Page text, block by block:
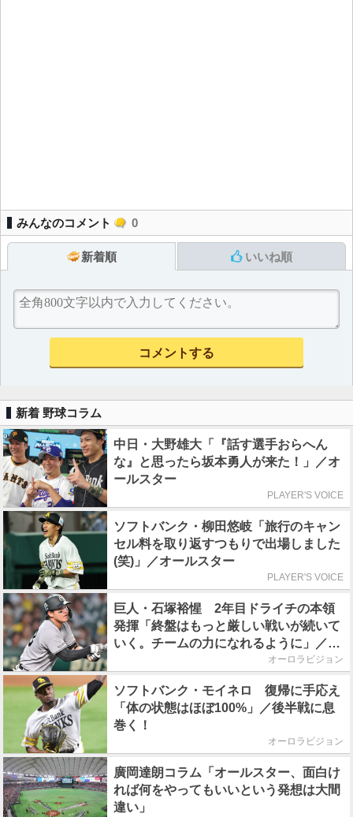
みんなのコメント 0
新着順 いいね順
新着 野球コラム
中日・大野雄大「『話す選手おらへん
な』と思ったら坂本勇人が来た！」／オ
ールスター
PLAYER'S VOICE
ソフトバンク・柳田悠岐「旅行のキャン
セル料を取り返すつもりで出場しました
(笑)」／オールスター
PLAYER'S VOICE
巨人・石塚裕惺 2年目ドライチの本領
発揮「終盤はもっと厳しい戦いが続いて
いく。チームの力になれるように」／後
オーロラビジョン
ソフトバンク・モイネロ 復帰に手応え
「体の状態はほぼ100%」／後半戦に息
巻く！
オーロラビジョン
廣岡達朗コラム「オールスター、面白け
れば何をやってもいいという発想は大間
違い」